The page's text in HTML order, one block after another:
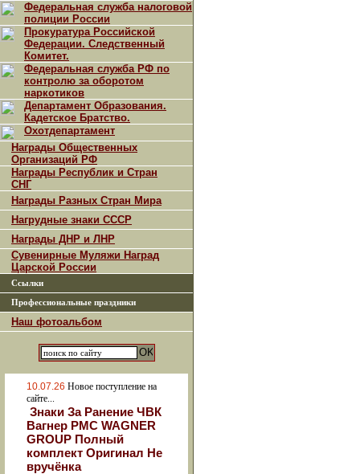
Федеральная служба налоговой
полиции России
Прокуратура Российской
Федерации. Следственный
Комитет.
Федеральная служба РФ по
контролю за оборотом
наркотиков
Департамент Образования.
Кадетское Братство.
Охотдепартамент
Награды Общественных
Организаций РФ
Награды Республик и Стран
СНГ
Награды Разных Стран Мира
Нагрудные знаки СССР
Награды ДНР и ЛНР
Сувенирные Муляжи Наград
Царской России
Ссылки
Профессиональные праздники
Наш фотоальбом
10.07.26 Новое поступление на
сайте...
Знаки За Ранение ЧВК
Вагнер РМС WAGNER
GROUP Полный
комплект Оригинал Не
вручёнка